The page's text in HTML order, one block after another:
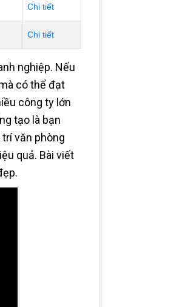
Chi tiết
Chi tiết
nghiệp. Nếu
có thể đạt
công ty lớn
tạo là bạn
văn phòng
quả. Bài viết